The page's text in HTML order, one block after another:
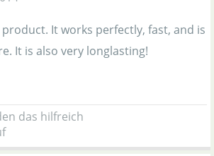
It works perfectly, fast, and is
It is also very longlasting!
das hilfreich